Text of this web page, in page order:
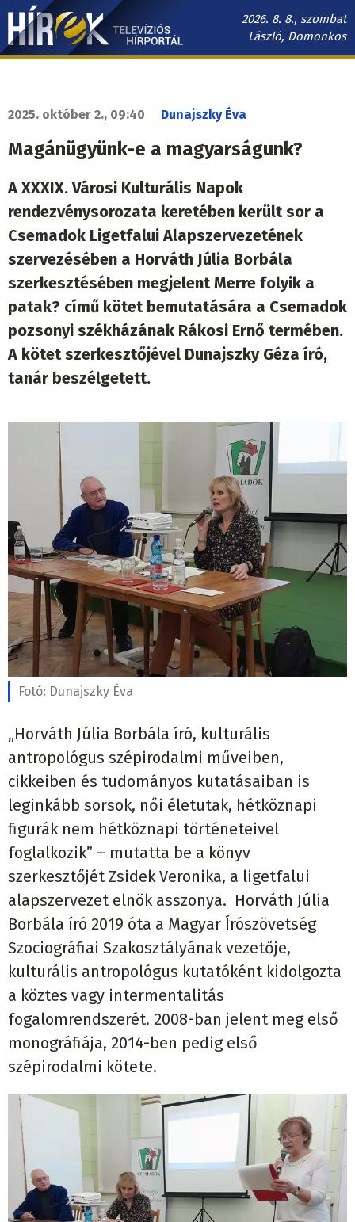
Ugrás
tartalomra
2026. 8. 8., szombat
László, Domonkos
Hírek.sk
navigáció
2025. október 2., 09:40 Dunajszky Éva
Magánügyünk-e a magyarságunk?
A XXXIX. Városi Kulturális Napok
rendezvénysorozata keretében került sor a
Csemadok Ligetfalui Alapszervezetének
szervezésében a Horváth Júlia Borbála
szerkesztésében megjelent Merre folyik a
patak? című kötet bemutatására a Csemadok
pozsonyi székházának Rákosi Ernő termében.
A kötet szerkesztőjével Dunajszky Géza író,
tanár beszélgetett.
Fotó: Dunajszky Éva
„Horváth Júlia Borbála író, kulturális
antropológus szépirodalmi műveiben,
cikkeiben és tudományos kutatásaiban is
leginkább sorsok, női életutak, hétköznapi
figurák nem hétköznapi történeteivel
foglalkozik” – mutatta be a könyv
szerkesztőjét Zsidek Veronika, a ligetfalui
alapszervezet elnök asszonya. Horváth Júlia
Borbála író 2019 óta a Magyar Írószövetség
Szociográfiai Szakosztályának vezetője,
kulturális antropológus kutatóként kidolgozta
a köztes vagy intermentalitás
fogalomrendszerét. 2008-ban jelent meg első
monográfiája, 2014-ben pedig első
szépirodalmi kötete.